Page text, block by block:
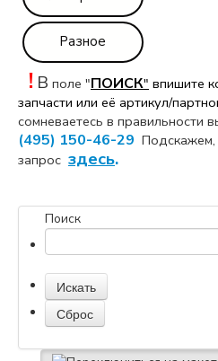
Разное
! В поле "ПОИСК" впишите
запчасти или её артикул/
сомневаетесь в правильности
(495) 150-46-29 Подскажем,
запрос здесь.
Поиск